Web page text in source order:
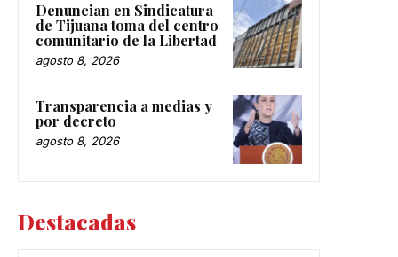
Denuncian en Sindicatura
de Tijuana toma del centro
comunitario de la Libertad
agosto 8, 2026
Transparencia a medias y
por decreto
agosto 8, 2026
Destacadas